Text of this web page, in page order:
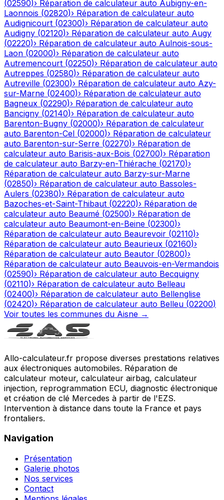
(02590)› Réparation de calculateur auto Aubigny-en-
Laonnois (02820)› Réparation de calculateur auto
Audignicourt (02300)› Réparation de calculateur auto
Audigny (02120)› Réparation de calculateur auto Augy
(02220)› Réparation de calculateur auto Aulnois-sous-
Laon (02000)› Réparation de calculateur auto
Autremencourt (02250)› Réparation de calculateur auto
Autreppes (02580)› Réparation de calculateur auto
Autreville (02300)› Réparation de calculateur auto Azy-
sur-Marne (02400)› Réparation de calculateur auto
Bagneux (02290)› Réparation de calculateur auto
Bancigny (02140)› Réparation de calculateur auto
Barenton-Bugny (02000)› Réparation de calculateur
auto Barenton-Cel (02000)› Réparation de calculateur
auto Barenton-sur-Serre (02270)› Réparation de
calculateur auto Barisis-aux-Bois (02700)› Réparation
de calculateur auto Barzy-en-Thiérache (02170)›
Réparation de calculateur auto Barzy-sur-Marne
(02850)› Réparation de calculateur auto Bassoles-
Aulers (02380)› Réparation de calculateur auto
Bazoches-et-Saint-Thibaut (02220)› Réparation de
calculateur auto Beaumé (02500)› Réparation de
calculateur auto Beaumont-en-Beine (02300)›
Réparation de calculateur auto Beaurevoir (02110)›
Réparation de calculateur auto Beaurieux (02160)›
Réparation de calculateur auto Beautor (02800)›
Réparation de calculateur auto Beauvois-en-Vermandois
(02590)› Réparation de calculateur auto Becquigny
(02110)› Réparation de calculateur auto Belleau
(02400)› Réparation de calculateur auto Bellenglise
(02420)› Réparation de calculateur auto Belleu (02200)
Voir toutes les communes du Aisne →
Allo-calculateur.fr propose diverses prestations relatives
aux électroniques automobiles. Réparation de
calculateur moteur, calculateur airbag, calculateur
injection, reprogrammation ECU, diagnostic électronique
et création de clé Mercedes à partir de l'EZS.
Intervention à distance dans toute la France et pays
frontaliers.
Navigation
Présentation
Galerie photos
Nos services
Contact